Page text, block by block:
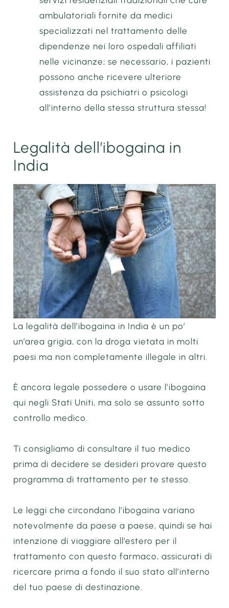
ambulatoriali fornite da medici
specializzati nel trattamento delle
dipendenze nei loro ospedali affiliati
nelle vicinanze; se necessario, i pazienti
possono anche ricevere ulteriore
assistenza da psichiatri o psicologi
all’interno della stessa struttura stessa!
Legalità dell’ibogaina in
India
La legalità dell’ibogaina in India è un po’
un’area grigia, con la droga vietata in molti
paesi ma non completamente illegale in altri.
È ancora legale possedere o usare l’ibogaina
qui negli Stati Uniti, ma solo se assunto sotto
controllo medico.
Ti consigliamo di consultare il tuo medico
prima di decidere se desideri provare questo
programma di trattamento per te stesso.
Le leggi che circondano l’ibogaina variano
notevolmente da paese a paese, quindi se hai
intenzione di viaggiare all’estero per il
trattamento con questo farmaco, assicurati di
ricercare prima a fondo il suo stato all’interno
del tuo paese di destinazione.